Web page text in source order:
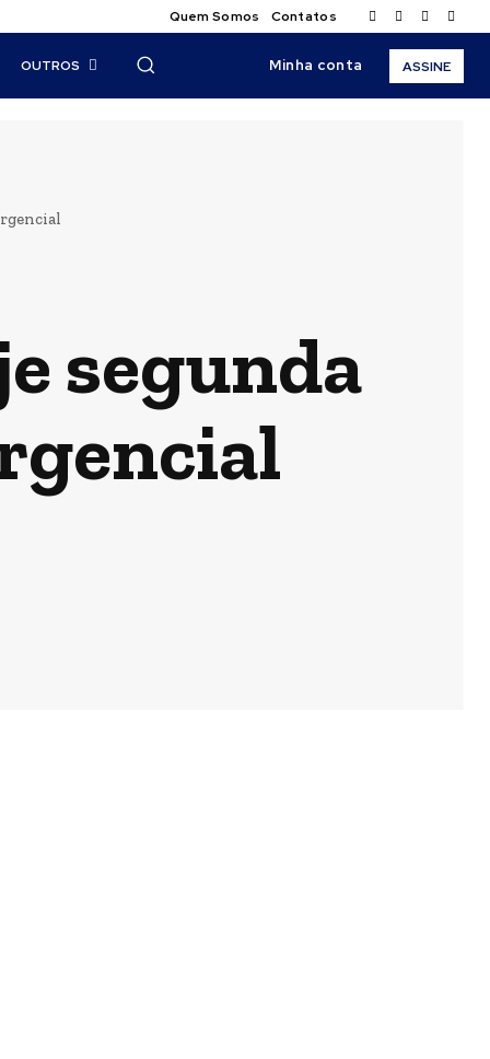
Quem Somos Contatos
OUTROS Minha conta ASSINE
segunda